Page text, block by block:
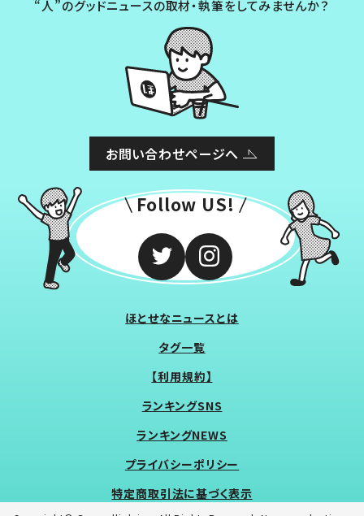
“人”のグッドニュースの取材・執筆をしてみませんか？
お問い合わせページへ
Follow US!
ほとせなニュースとは
タグ一覧
【利用規約】
ランキングSNS
ランキングNEWS
プライバシーポリシー
特定商取引法に基づく表示